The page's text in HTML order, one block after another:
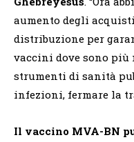
aumento degli
distribuzione per
vaccini dove sono più
strumenti di sanità
infezioni, fermare la
Il vaccino MVA-BN